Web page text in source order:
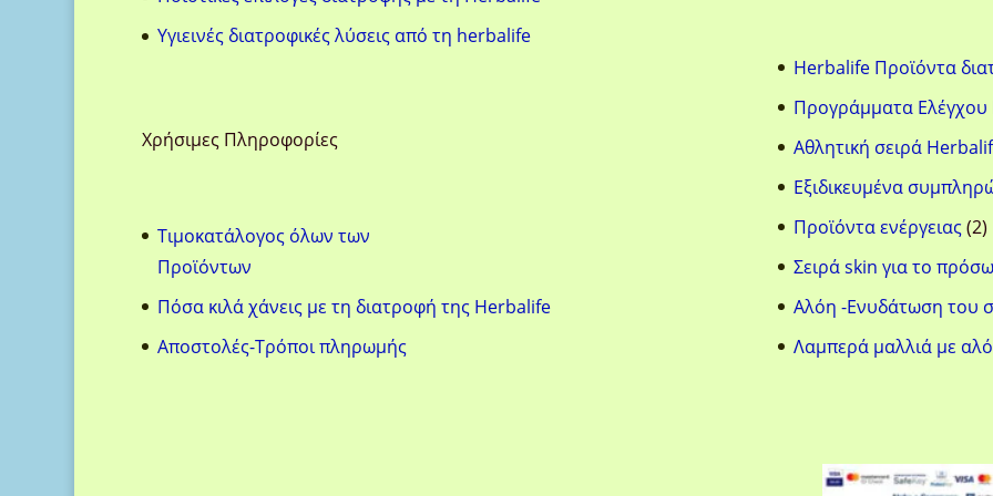
Υγιεινές διατροφικές λύσεις από τη herbalife
Χρήσιμες Πληροφορίες
Τιμοκατάλογος όλων των
Προϊόντων
Πόσα κιλά χάνεις με τη διατροφή της Herbalife
Aποστολές-Τρόποι πληρωμής
Herbalife Προϊόντα
Προγράμματα
Αθλητική σειρά
Eξιδικευμένα
Προϊόντα ενέργειας 22
Σειρά skin για το
Aλόη -Ενυδάτωση του
Λαμπερά μαλλιά με